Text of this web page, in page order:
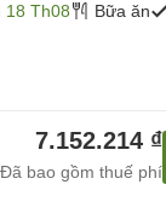
18 Th08 Bữa ăn
7.152.214 ₫
Đã bao gồm thuế phí